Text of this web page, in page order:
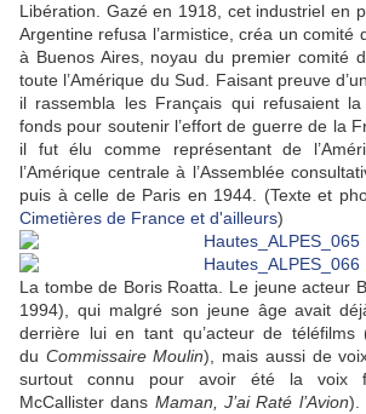
Libération. Gazé en 1918, cet industriel en
Argentine refusa l’armistice, créa un comité
à Buenos Aires, noyau du premier comité
toute l’Amérique du Sud. Faisant preuve
il rassembla les Français qui refusaient
fonds pour soutenir l’effort de guerre de la
il fut élu comme représentant de
l’Amérique centrale à l’Assemblée
puis à celle de Paris en 1944. (Texte et
Cimetières de France et d'ailleurs)
La tombe de Boris Roatta. L e jeune acteur
1994), qui malgré son jeune âge avait
derrière lui en tant qu’acteur de
du Commissaire Moulin), mais aussi de
surtout connu pour avoir été la voix
McCallister dans Maman, J’ai Raté l’Avion).